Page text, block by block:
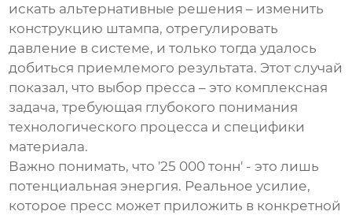
искать альтернативные решения – изменить
конструкцию штампа, отрегулировать
давление в системе, и только тогда удалось
добиться приемлемого результата. Этот случай
показал, что выбор пресса – это комплексная
задача, требующая глубокого понимания
технологического процесса и специфики
материала.
Важно понимать, что '25 000 тонн' - это лишь
потенциальная энергия. Реальное усилие,
которое пресс может приложить в конкретной